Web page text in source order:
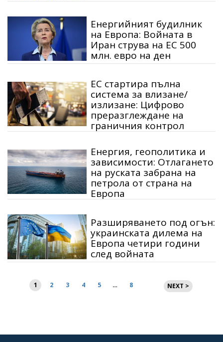
Енергийният будилник
на Европа: Войната в
Иран струва на ЕС 500
млн. евро на ден
ЕС стартира пълна
система за влизане/
излизане: Цифрово
преразглеждане на
граничния контрол
Енергия, геополитика и
зависимости: Отлагането
на руската забрана на
петрола от страна на
Европа
Разширяването под огън:
украинската дилема на
Европа четири години
след войната
Разделяне
на
1 2 3 4 5 … 8 NEXT >